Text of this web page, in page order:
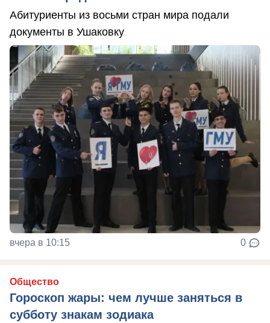
Абитуриенты из восьми стран мира подали
документы в Ушаковку
вчера в 10:15 0
Общество
Гороскоп жары: чем лучше заняться в
субботу знакам зодиака